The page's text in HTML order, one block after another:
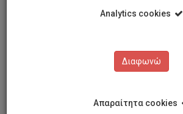
Analytics cookies
Διαφωνώ
Απαραίτητα cookies